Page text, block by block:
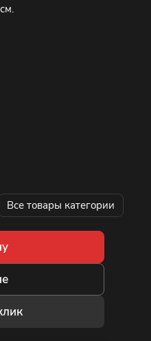
Все товары категории